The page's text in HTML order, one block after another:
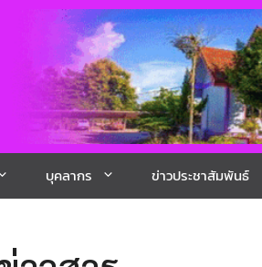
บุคลากร ข่าวประชาสัมพันธ์